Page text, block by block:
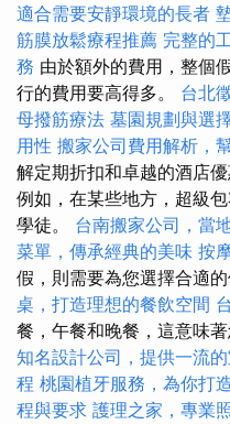
適合需要安靜環境的長者
筋膜放鬆療程推薦 完整的
務 由於額外的費用，整個
行的費用要高得多。 台北
母撥筋療法 墓園規劃與選
用性 搬家公司費用解析，
解定期折扣和卓越的酒店
例如，在某些地方，超級
學徒。 台南搬家公司，當
菜單，傳承經典的美味 按
假，則需要為您選擇合適的
桌，打造理想的餐飲空間
餐，午餐和晚餐，這意味
知名設計公司，提供一流
程 桃園植牙服務，為你打
程與要求 護理之家，專業